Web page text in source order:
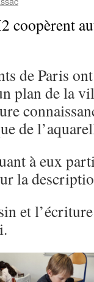
coopèrent
de Paris
plan de la
de
à eux
la
et